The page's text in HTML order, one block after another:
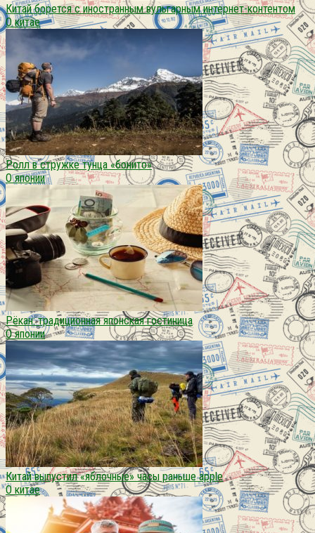
Китай борется с иностранным вульгарным интернет-контентом
О китае
Ролл в стружке тунца «бонито»
О японии
Рёкан: традиционная японская гостиница
О японии
Китай выпустил «яблочные» часы раньше apple
О китае